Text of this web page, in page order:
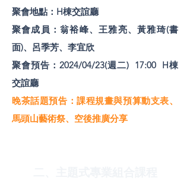
聚會地點：H棟交誼廳
聚會成員：翁裕峰、王雅亮、黃雅琦(書
面)、呂季芳、李宜欣
聚會預告：2024/04/23(週二) 17:00 H棟
交誼廳
晚茶話題預告：課程規畫與預算動支表、
馬頭山藝術祭、空後推廣分享